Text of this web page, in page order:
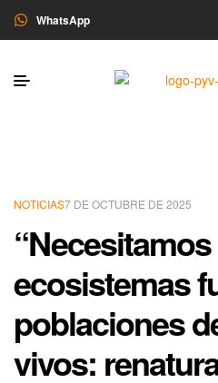
WhatsApp
NOTICIAS7 DE OCTUBRE DE 2025
ecosistemas
poblaciones
vivos: